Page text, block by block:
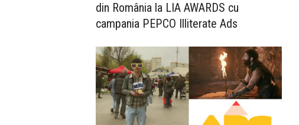
din România la LIA AWARDS cu
campania PEPCO Illiterate Ads